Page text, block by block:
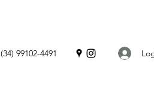
(34) 99102-4491